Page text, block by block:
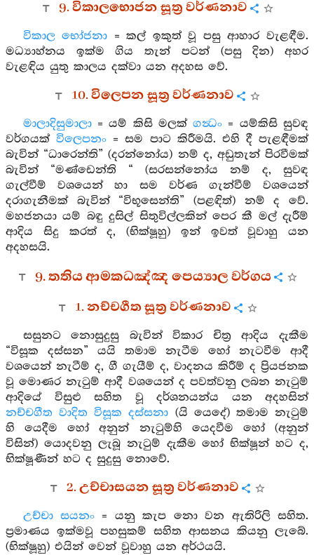
9. විකාලභොජන සූත්‍ර වර්ණනාව
විකාල භෝජනා = කල් ඉකුත් වූ පසු ආහාර වැළඳීම.
මධ්‍යාහ්නය ඉක්ම ගිය තැන් පටන් (පසු දින) අහර
වැළඳිය යුතු කාලය දක්වා යන අදහස වේ.
10. විලෙපන සූත්‍ර වර්ණනාව
මාලාදිසුමාලා= යම් කිසි මලක්ගන්‍ධං = යම්කිසි සුවඳ
වර්ගයක්විලෙපනං = සම පාට කිරීමයි. එහි දී පැළඳීමක්
බැවින් “ධාරෙන්ති” (දරන්නෝය) නම් ද, අඩුතැන් පිරවීමක්
බැවින් “මණ්ඩෙන්ති “ (සරසන්නෝය නම් ද, සුවඳ
ගැල්වීම් වශයෙන් හා සම වර්ණ ගැන්වීම් වශයෙන්
දරාගැනීමක් බැවින් “විභූසෙන්ති” (පළඳිත්) නම් ද වේ.
මහජනයා යම් බඳු දුසිල් සිතුවිල්ලකින් පෙර කී මල් දැරීම්
ආදිය සිදු කරත් ද, (භික්ෂූහු) ඉන් ඉවත් වූවාහු යන
අදහසයි.
9. තතිය ආමකධඤ්ඤ පෙය්‍යාල වර්ගය
1. නච්චගීත සූත්‍ර වර්ණනාව
සසුනට නොසුදුසු බැවින් විකාර චිත්‍ර ආදිය දැකීම
“විසූක දස්සන” යයි තමාම නැටීම හෝ නැටවීම ආදී
වශයෙන් නැටීම් ද, ගී ගැයීම් ද, වාදනය කිරීම් ද ප්‍රියජනක
වූ මොණර නැටුම් ආදී වශයෙන් ද පවත්වනු ලබන නැටුම්
ආදියේ විසුළු සහිත වූ දර්ශනයන්ය යන අදහසින්
නච්චගීත වාදිත විසූක දස්සනා (යි යෙදේ) තමාම නැටුම්
හි යෙදීම හෝ අනුන් නැටුම්හි යෙදවීම හෝ (අනුන්
විසින්) යොදවනු ලැබූ නැටුම් දැකීම හෝ භික්ෂූන් හට ද,
භික්ෂූණීන් හට ද සුදුසු නොවේ.
2. උච්චාසයන සූත්‍ර වර්ණනාව
උච්චා සයනං = යනු කැප නො වන ඇතිරිලි සහිත.
ප්‍රමාණය ඉක්මවූ පහසුකම් සහිත ආසනය කියනු ලැබේ.
(භික්ෂූහු) එයින් වෙන් වූවාහු යන අර්ථයයි.